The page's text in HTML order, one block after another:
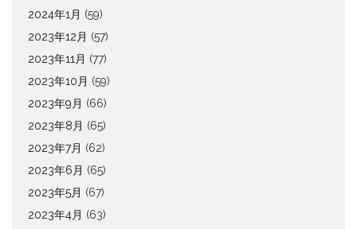
2024年1月 (59)
2023年12月 (57)
2023年11月 (77)
2023年10月 (59)
2023年9月 (66)
2023年8月 (65)
2023年7月 (62)
2023年6月 (65)
2023年5月 (67)
2023年4月 (63)